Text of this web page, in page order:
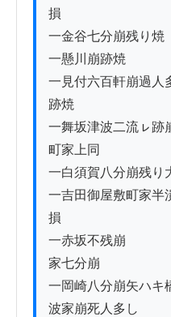
損
一金谷七分崩残り焼
一懸川崩跡焼　　　
一見付六百軒崩過人
跡焼
一舞坂津波二流ㇾ跡
町家上同
一白須賀八分崩残り
一吉田御屋敷町家半
損
一赤坂不残崩　　　
家七分崩
一岡崎八分崩矢ハキ
波家崩死人多し